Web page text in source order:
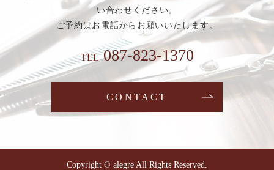
い合わせください。
ご予約はお電話からお願いいたします。
TEL 087-823-1370
CONTACT
Copyright © alegre All Rights Reserved.